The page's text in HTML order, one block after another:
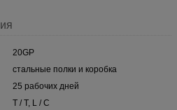
20GP
стальные полки и коробка
25 рабочих дней
T / T, L / C